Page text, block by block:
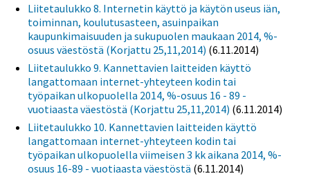
Liitetaulukko 8. Internetin käyttö ja käytön useus iän,
toiminnan, koulutusasteen, asuinpaikan
kaupunkimaisuuden ja sukupuolen maukaan 2014, %-
osuus väestöstä (Korjattu 25,11,2014) (6.11.2014)
Liitetaulukko 9. Kannettavien laitteiden käyttö
langattomaan internet-yhteyteen kodin tai
työpaikan ulkopuolella 2014, %-osuus 16 - 89 -
vuotiaasta väestöstä (Korjattu 25,11,2014) (6.11.2014)
Liitetaulukko 10. Kannettavien laitteiden käyttö
langattomaan internet-yhteyteen kodin tai
työpaikan ulkopuolella viimeisen 3 kk aikana 2014, %-
osuus 16-89 - vuotiaasta väestöstä (6.11.2014)